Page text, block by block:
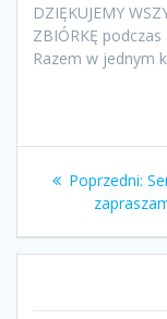
DZIĘKUJEMY
ZBIÓRKĘ
Razem w jednym
wpisu
Poprzedni: